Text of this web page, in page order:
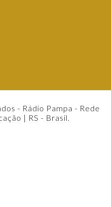
- Rádio Pampa - Rede
| RS - Brasil.